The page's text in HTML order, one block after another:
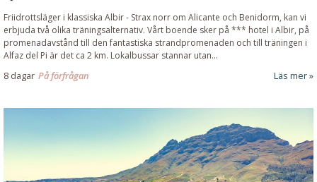
Friidrottsläger i klassiska Albir- Strax norr om Alicante och Benidorm, kan vi
erbjuda två olika träningsalternativ. Vårt boende sker på *** hotel i Albir, på
promenadavstånd till den fantastiska strandpromenaden och till träningen i
Alfaz del Pi är det ca 2 km. Lokalbussar stannar utan...
8 dagar På förfrågan Läs mer